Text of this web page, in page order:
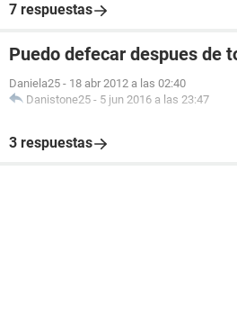
7 respuestas
Puedo defecar despues de
Daniela25 - 18 abr 2012 a las 02:40
Danistone25 - 5 jun 2016 a las 23:47
3 respuestas